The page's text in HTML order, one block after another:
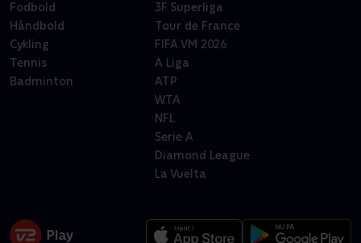
Fodbold
Håndbold
Cykling
Tennis
Badminton
3F Superliga
Tour de France
FIFA VM 2026
A Liga
ATP
WTA
NFL
Serie A
Diamond League
La Vuelta